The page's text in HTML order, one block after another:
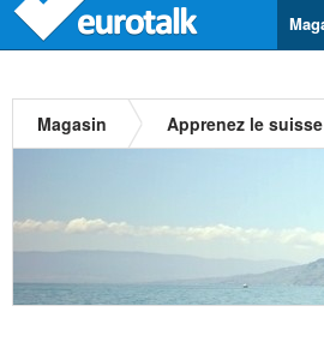
Magasin Apprenez le